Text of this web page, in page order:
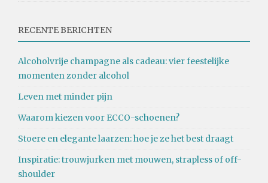
RECENTE BERICHTEN
Alcoholvrije champagne als cadeau: vier feestelijke
momenten zonder alcohol
Leven met minder pijn
Waarom kiezen voor ECCO-schoenen?
Stoere en elegante laarzen: hoe je ze het best draagt
Inspiratie: trouwjurken met mouwen, strapless of off-
shoulder